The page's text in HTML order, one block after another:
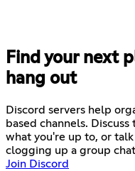
Find your next
hang out
Discord servers help
based channels.
what you're up to, or
clogging up a group
Join Discord